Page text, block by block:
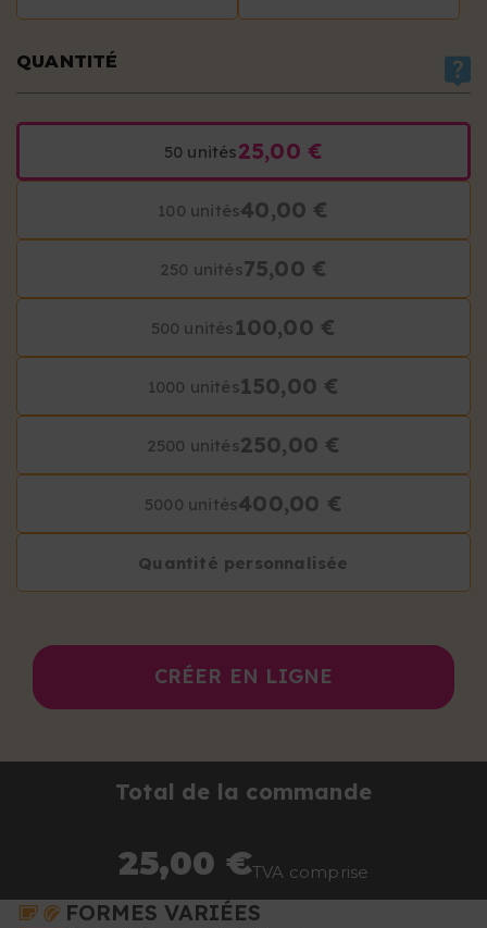
QUANTITÉ
50 unités25,00 €
100 unités40,00 €
250 unités75,00 €
500 unités 100,00 €
1000 unités150,00 €
2500 unités250,00 €
5000 unités400,00 €
Quantité personnalisée
CRÉER EN LIGNE
Total de la commande
25,00 €TVA comprise
FORMES VARIÉES